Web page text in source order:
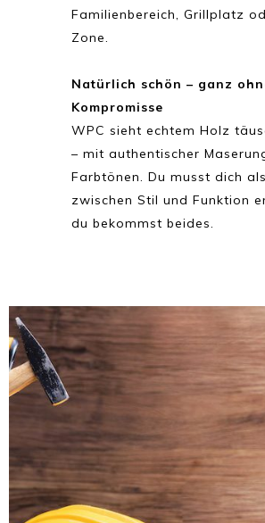
Familienbereich, Grillplatz
Zone.
Natürlich schön – ganz
Kompromisse
WPC sieht echtem Holz
– mit authentischer
Farbtönen. Du musst dich
zwischen Stil und Funktion
du bekommst beides.